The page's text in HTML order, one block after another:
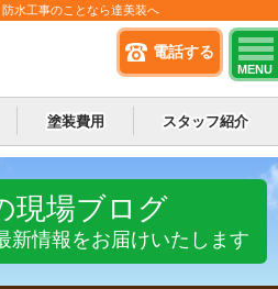
電話する
MENU
水工事のことなら達美装へ
塗装費用 スタッフ紹介
現場ブログ
新情報をお届けいたします